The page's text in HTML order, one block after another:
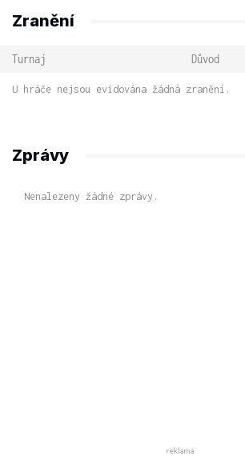
Zranění
Turnaj Důvod
U hráče nejsou evidována žádná zranění.
Zprávy
Nenalezeny žádné zprávy.